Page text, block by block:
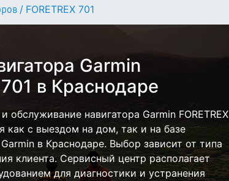
/ FORETREX 701
Garmin
701 в Краснодаре
обслуживание навигатора Garmin FORETREX
как с выездом на дом, так и на базе
в Краснодаре. Выбор зависит от типа
клиента. Сервисный центр располагает
для диагностики и устранения